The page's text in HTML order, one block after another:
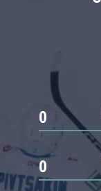
0
0